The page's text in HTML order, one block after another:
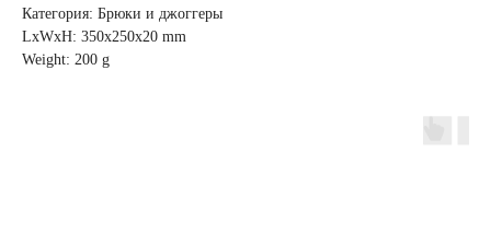
Категория: Брюки и джоггеры
LxWxH: 350x250x20 mm
Weight: 200 g